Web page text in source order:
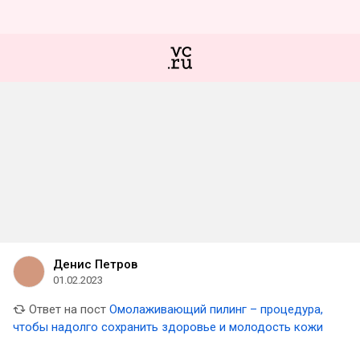
Денис Петров
01.02.2023
Ответ на пост Омолаживающий пилинг – процедура,
чтобы надолго сохранить здоровье и молодость кожи